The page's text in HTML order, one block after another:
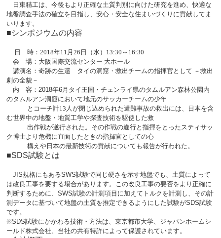
日東精工は、今後もより正確な土質判別に向けた研究を進め、快適な
地盤調査手法の確立を目指し、安心・安全な住まいづくりに貢献してま
いります。
■シンポジウムの内容
日 時： 2018年11 月 26 日（水） 13:30 ～ 16:30
会 場：大阪国際交流センター 大ホール
講演名：奇跡の生還 タイの洞窟・救出チームの指揮官として －救出
劇の全貌－
内 容： 2018年6 月タイ王国・チェンライ県のタムルアン森林公園内
のタムルアン洞窟において地元のサッカーチームの少年
とコーチ計13 人が閉じ込められた遭難事故の救出には、日本を含
む世界中の地盤・地質工学や探査技術を駆使した救
出作戦が遂行された。その作戦の遂行と指揮をとったスティサッ
ク博士より危機に直面したときの指揮官としての心
構えや日本の最新技術の貢献についても報告が行われた。
■SDS試験とは
JIS規格にもあるSWS試験で同じ硬さを示す地盤でも、土質によって
は改良工事を要する場合があります。この改良工事の要否をより正確に
判断するために、 SWS試験の計測項目に加えてトルクを計測し、その計
測データに基づいて地盤の土質を推定できるようにした試験がSDS試験
です。
※SDS試験にかかわる技術・方法は、東京都市大学、ジャパンホームシ
ールド株式会社、当社の共有特許によって保護されています。